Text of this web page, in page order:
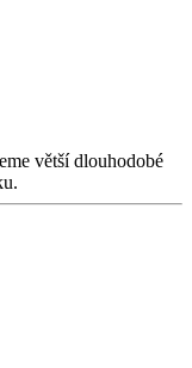
větší dlouhodobé